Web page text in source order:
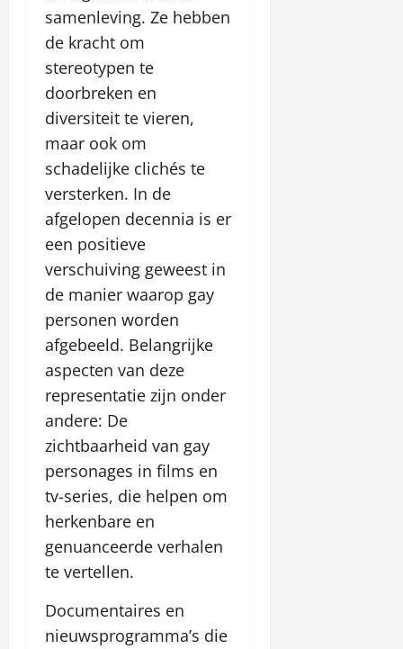
samenleving. Ze hebben
de kracht om
stereotypen te
doorbreken en
diversiteit te vieren,
maar ook om
schadelijke clichés te
versterken. In de
afgelopen decennia is er
een positieve
verschuiving geweest in
de manier waarop gay
personen worden
afgebeeld. Belangrijke
aspecten van deze
representatie zijn onder
andere: De
zichtbaarheid van gay
personages in films en
tv-series, die helpen om
herkenbare en
genuanceerde verhalen
te vertellen.
Documentaires en
nieuwsprogramma’s die